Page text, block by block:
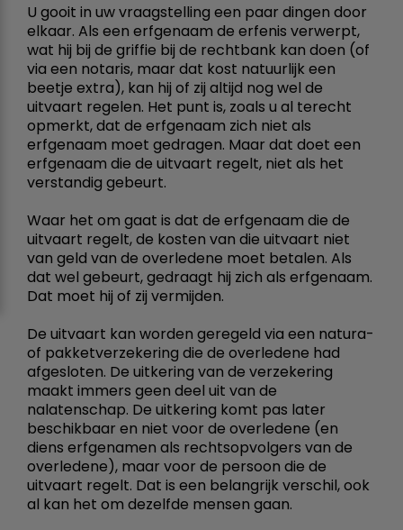
U gooit in uw vraagstelling een paar dingen door
elkaar. Als een erfgenaam de erfenis verwerpt,
wat hij bij de griffie bij de rechtbank kan doen (of
via een notaris, maar dat kost natuurlijk een
beetje extra), kan hij of zij altijd nog wel de
uitvaart regelen. Het punt is, zoals u al terecht
opmerkt, dat de erfgenaam zich niet als
erfgenaam moet gedragen. Maar dat doet een
erfgenaam die de uitvaart regelt, niet als het
verstandig gebeurt.
Waar het om gaat is dat de erfgenaam die de
uitvaart regelt, de kosten van die uitvaart niet
van geld van de overledene moet betalen. Als
dat wel gebeurt, gedraagt hij zich als erfgenaam.
Dat moet hij of zij vermijden.
De uitvaart kan worden geregeld via een natura-
of pakketverzekering die de overledene had
afgesloten. De uitkering van de verzekering
maakt immers geen deel uit van de
nalatenschap. De uitkering komt pas later
beschikbaar en niet voor de overledene (en
diens erfgenamen als rechtsopvolgers van de
overledene), maar voor de persoon die de
uitvaart regelt. Dat is een belangrijk verschil, ook
al kan het om dezelfde mensen gaan.